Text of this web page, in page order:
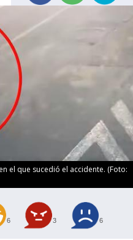
el que sucedió el accidente. (Foto:
6 3 6